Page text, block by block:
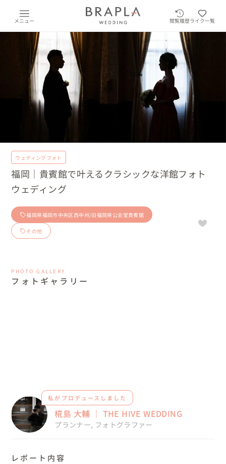
メニュー 閲覧履歴ライク一覧
ウェディングフォト
福岡｜貴賓館で叶えるクラシックな洋館フォト
ウェディング
福岡県福岡市中央区西中州/旧福岡県公会堂貴賓館
その他
PHOTO GALLERY
フォトギャラリー
私がプロデュースしました
椛島 大輔 ｜ THE HIVE WEDDING
プランナー, フォトグラファー
レポート内容